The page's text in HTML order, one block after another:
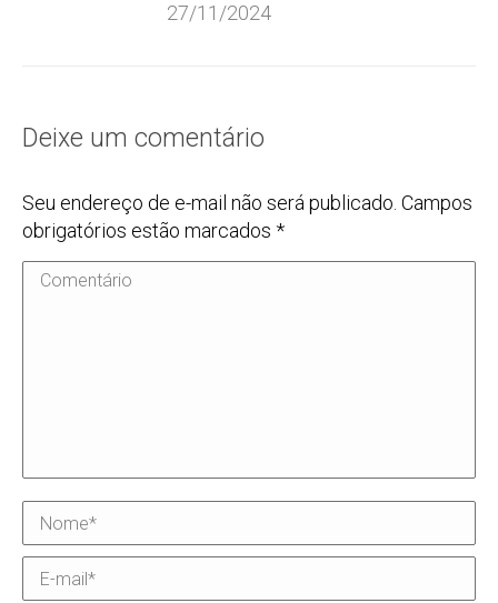
27/11/2024
Deixe um comentário
Seu endereço de e-mail não será publicado. Campos
obrigatórios estão marcados *
Comentário
Nome *
E-mail *